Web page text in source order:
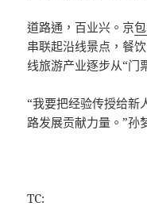
道路通，百业兴。京
串联起沿线景点，餐
线旅游产业逐步从“门
“我要把经验传授给新
路发展贡献力量。”孙
TC: